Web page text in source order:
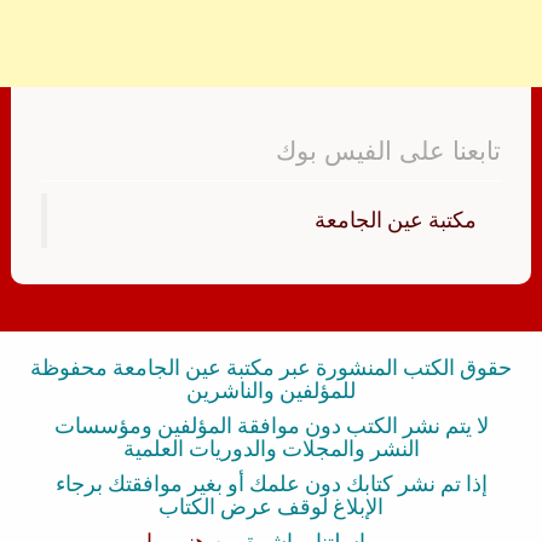
تابعنا على الفيس بوك
‏مكتبة عين الجامعة‏
حقوق الكتب المنشورة عبر مكتبة عين الجامعة محفوظة
للمؤلفين والناشرين
لا يتم نشر الكتب دون موافقة المؤلفين ومؤسسات
النشر والمجلات والدوريات العلمية
إذا تم نشر كتابك دون علمك أو بغير موافقتك برجاء
الإبلاغ لوقف عرض الكتاب